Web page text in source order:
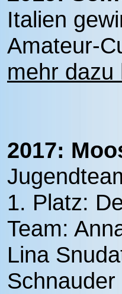
Italien
Amateur-
mehr dazu
2017:
1. Platz:
Team:
Lina
Schnauder